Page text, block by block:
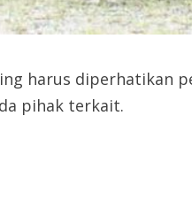
harus diperhatikan
pihak terkait.